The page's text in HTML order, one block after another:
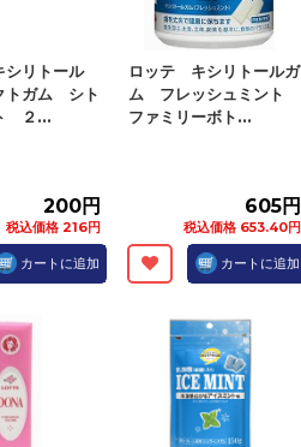
リトール
トガム シト
２...
200円
税込価格 216円
カートに追加
ロッテ キシリトールガ
ム フレッシュミント
ファミリーボト...
605円
税込価格 653.40円
カートに追加